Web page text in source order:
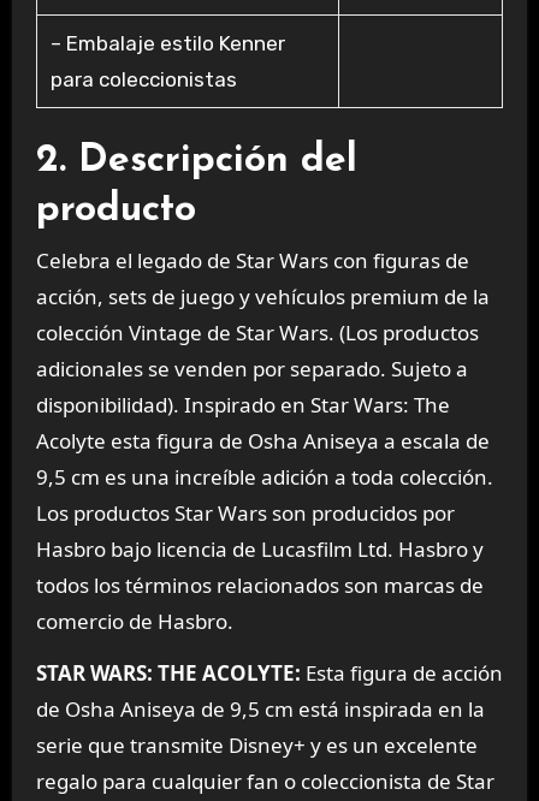
– Embalaje estilo Kenner
para coleccionistas
2. Descripción del
producto
Celebra el legado de Star Wars con figuras de
acción, sets de juego y vehículos premium de la
colección Vintage de Star Wars. (Los productos
adicionales se venden por separado. Sujeto a
disponibilidad). Inspirado en Star Wars: The
Acolyte esta figura de Osha Aniseya a escala de
9,5 cm es una increíble adición a toda colección.
Los productos Star Wars son producidos por
Hasbro bajo licencia de Lucasfilm Ltd. Hasbro y
todos los términos relacionados son marcas de
comercio de Hasbro.
STAR WARS: THE ACOLYTE: Esta figura de acción
de Osha Aniseya de 9,5 cm está inspirada en la
serie que transmite Disney+ y es un excelente
regalo para cualquier fan o coleccionista de Star